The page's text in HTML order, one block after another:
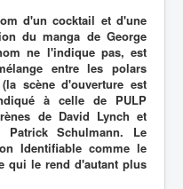
d'un cocktail et d'une
du manga de George
ne l'indique pas, est
entre les polars
scène d'ouverture est
à celle de PULP
de David Lynch et
Schulmann. Le
Identifiable comme le
qui le rend d'autant plus